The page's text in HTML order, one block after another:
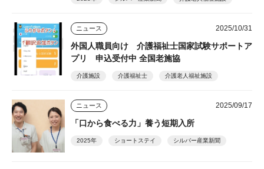
ニュース 2025/10/31
外国人職員向け 介護福祉士国家試験サポートア
プリ 申込受付中 全国老施協
介護施設 介護福祉士 介護老人福祉施設
ニュース 2025/09/17
「口から食べる力」養う短期入所
2025年 ショートステイ シルバー産業新聞